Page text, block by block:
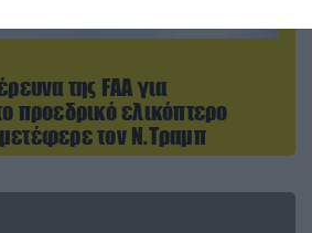
της FAA για
προεδρικό ελικόπτερο
τον Ν.Τραμπ